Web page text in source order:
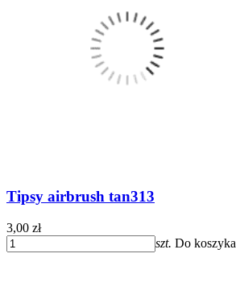
Tipsy airbrush tan313
3,00 zł
szt. Do koszyka